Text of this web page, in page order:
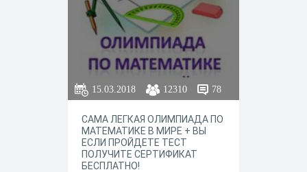
15.03.2018 12310 78
САМА ЛЕГКАЯ ОЛИМПИАДА ПО
МАТЕМАТИКЕ В МИРЕ + ВЫ
ЕСЛИ ПРОЙДЕТЕ ТЕСТ
ПОЛУЧИТЕ СЕРТИФИКАТ
БЕСПЛАТНО!